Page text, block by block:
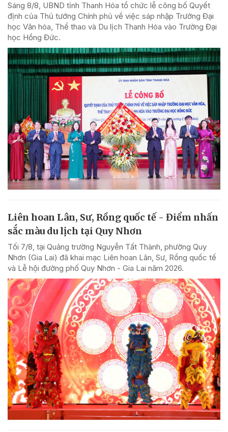
Sáng 8/8, UBND tỉnh Thanh Hóa tổ chức lễ công bố Quyết
định của Thủ tướng Chính phủ về việc sáp nhập Trường Đại
học Văn hóa, Thể thao và Du lịch Thanh Hóa vào Trường Đại
học Hồng Đức.
Liên hoan Lân, Sư, Rồng quốc tế - Điểm nhấn
sắc màu du lịch tại Quy Nhơn
Tối 7/8, tại Quảng trường Nguyễn Tất Thành, phường Quy
Nhơn (Gia Lai) đã khai mạc Liên hoan Lân, Sư, Rồng quốc tế
và Lễ hội đường phố Quy Nhơn - Gia Lai năm 2026.